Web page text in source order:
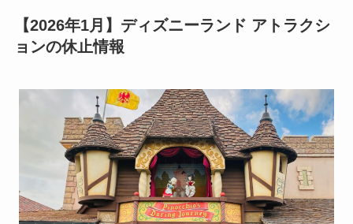
【2026年1月】ディズニーランド アトラクシ
ョンの休止情報